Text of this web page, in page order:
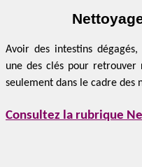
Avoir des intestins
une des clés pour
seulement dans le cadre des
Consultez la rubrique